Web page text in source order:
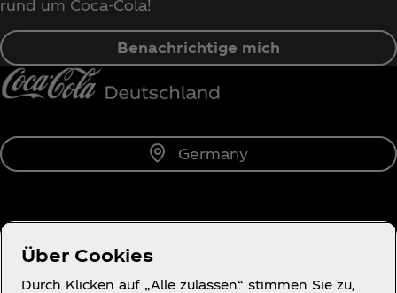
rund um Coca‑Cola!
Benachrichtige mich
Germany
Über uns
Über Cookies
Durch Klicken auf „Alle zulassen“ stimmen Sie zu,